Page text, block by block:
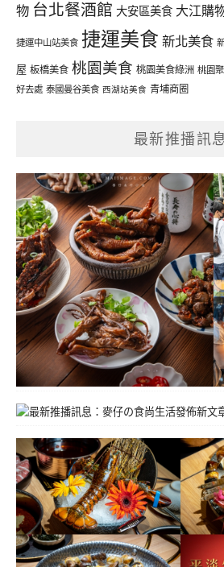
物 台北餐酒館 大安區美食 大江購
捷運中山站美食 捷運美食 新北美食
屋 板橋美食 桃園美食 桃園美食綠洲 桃園
好去處 泰國曼谷美食 西湖站美食 青埔商圈
最新推播訊